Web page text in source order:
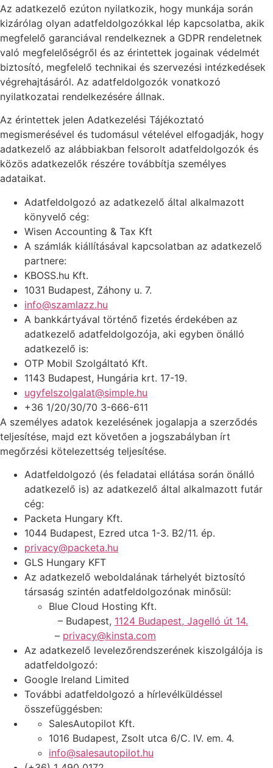
Az adatkezelő ezúton nyilatkozik, hogy munkája során
kizárólag olyan adatfeldolgozókkal lép kapcsolatba, akik
megfelelő garanciával rendelkeznek a GDPR rendeletnek
való megfelelőségről és az érintettek jogainak védelmét
biztosító, megfelelő technikai és szervezési intézkedések
végrehajtásáról. Az adatfeldolgozók vonatkozó
nyilatkozatai rendelkezésére állnak.
Az érintettek jelen Adatkezelési Tájékoztató
megismerésével és tudomásul vételével elfogadják, hogy
adatkezelő az alábbiakban felsorolt adatfeldolgozók és
közös adatkezelők részére továbbítja személyes
adataikat.
Adatfeldolgozó az adatkezelő által alkalmazott
könyvelő cég:
Wisen Accounting & Tax Kft
A számlák kiállításával kapcsolatban az adatkezelő
partnere:
KBOSS.hu Kft.
1031 Budapest, Záhony u. 7.
info@szamlazz.hu
A bankkártyával történő fizetés érdekében az
adatkezelő adatfeldolgozója, aki egyben önálló
adatkezelő is:
OTP Mobil Szolgáltató Kft.
1143 Budapest, Hungária krt. 17-19.
ugyfelszolgalat@simple.hu
+36 1/20/30/70 3-666-611
A személyes adatok kezelésének jogalapja a szerződés
teljesítése, majd ezt követően a jogszabályban írt
megőrzési kötelezettség teljesítése.
Adatfeldolgozó (és feladatai ellátása során önálló
adatkezelő is) az adatkezelő által alkalmazott futár
cég:
Packeta Hungary Kft.
1044 Budapest, Ezred utca 1-3. B2/11. ép.
privacy@packeta.hu
GLS Hungary KFT
Az adatkezelő weboldalának tárhelyét biztosító
társaság szintén adatfeldolgozónak minősül:
Blue Cloud Hosting Kft.
– Budapest, 1124 Budapest, Jagelló út 14.
– privacy@kinsta.com
Az adatkezelő levelezőrendszerének kiszolgálója is
adatfeldolgozó:
Google Ireland Limited
További adatfeldolgozó a hírlevélküldéssel
összefüggésben:
SalesAutopilot Kft.
1016 Budapest, Zsolt utca 6/C. IV. em. 4.
info@salesautopilot.hu